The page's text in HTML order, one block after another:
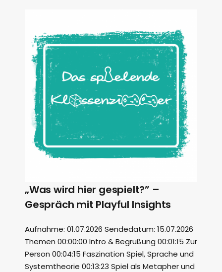
„Was wird hier gespielt?” –
Gespräch mit Playful Insights
Aufnahme: 01.07.2026 Sendedatum: 15.07.2026
Themen 00:00:00 Intro & Begrüßung 00:01:15 Zur
Person 00:04:15 Faszination Spiel, Sprache und
Systemtheorie 00:13:23 Spiel als Metapher und